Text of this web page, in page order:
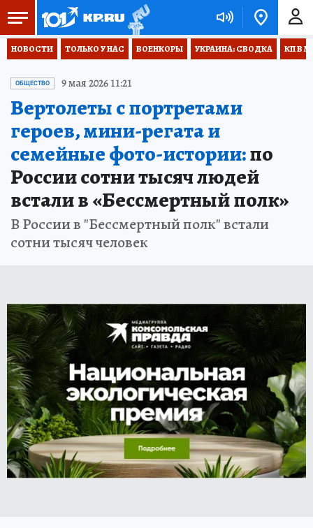
НОВОСТИ ТОЛЬКО У НАС ВОЕНКОРЫ УКРАИНА: СВОДКА КП В
ОБЩЕСТВО 9 мая 2026 11:21
Вертолеты с портретами
героев, мини-регата и
семейные фото-истории:по
России сотни тысяч людей
встали в «Бессмертный полк»
В России в "Бессмертный полк" встали
сотни тысяч человек